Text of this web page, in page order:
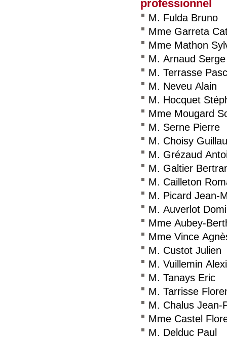
professionnel
M. Fulda Bruno
Mme Garreta
Mme Mathon
M. Arnaud Serge
M. Terrasse
M. Neveu Alain
M. Hocquet
Mme Mougard
M. Serne Pierre
M. Choisy
M. Grézaud
M. Galtier
M. Cailleton
M. Picard Jean-
M. Auverlot
Mme Aubey-
Mme Vince
M. Custot Julien
M. Vuillemin
M. Tanays Eric
M. Tarrisse
M. Chalus Jean-
Mme Castel
M. Delduc Paul